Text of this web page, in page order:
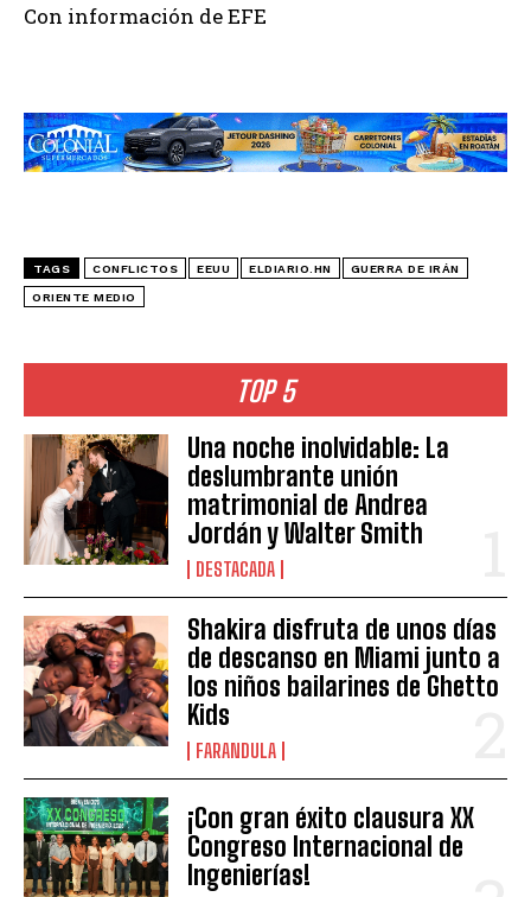
TOP 5
Una noche inolvidable: La
deslumbrante unión
matrimonial de Andrea
Jordán y Walter Smith
DESTACADA
Shakira disfruta de unos días
de descanso en Miami junto a
los niños bailarines de Ghetto
Kids
FARANDULA
¡Con gran éxito clausura XX
Congreso Internacional de
Ingenierías!
Con información de EFE
TAGS CONFLICTOS EEUU ELDIARIO.HN GUERRA DE IRÁN
ORIENTE MEDIO